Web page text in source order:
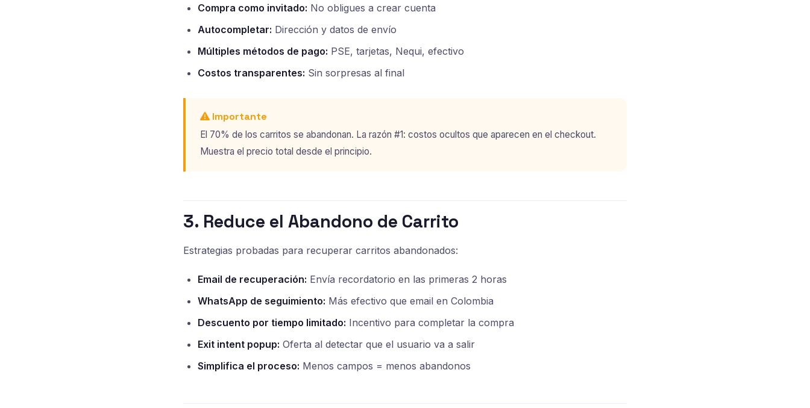
Compra como invitado: No obligues a crear cuenta
Autocompletar: Dirección y datos de envío
Múltiples métodos de pago: PSE, tarjetas, Nequi, efectivo
Costos transparentes: Sin sorpresas al final
Importante
El 70% de los carritos se abandonan. La razón #1: costos ocultos que aparecen en el checkout.
Muestra el precio total desde el principio.
3. Reduce el Abandono de Carrito
Estrategias probadas para recuperar carritos abandonados:
Email de recuperación: Envía recordatorio en las primeras 2 horas
WhatsApp de seguimiento: Más efectivo que email en Colombia
Descuento por tiempo limitado: Incentivo para completar la compra
Exit intent popup: Oferta al detectar que el usuario va a salir
Simplifica el proceso: Menos campos = menos abandonos